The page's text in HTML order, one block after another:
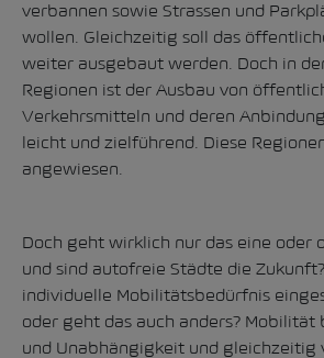
verbannen sowie Strassen und
wollen. Gleichzeitig soll das
weiter ausgebaut werden. Doch in
Regionen ist der Ausbau von
Verkehrsmitteln und deren
leicht und zielführend. Diese
angewiesen.
Doch geht wirklich nur das eine oder
und sind autofreie Städte die
individuelle Mobilitätsbedürfnis
oder geht das auch anders?
und Unabhängigkeit und gleichzeitig